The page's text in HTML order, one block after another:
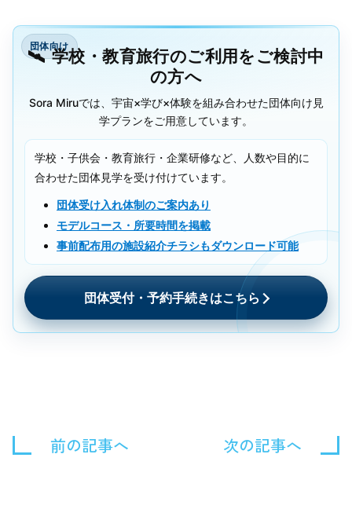
団体向け
学校・教育旅行のご利用をご検討中
の方へ
Sora Miruでは、宇宙×学び×体験を組み合わせた団体向け見
学プランをご用意しています。
学校・子供会・教育旅行・企業研修など、人数や目的に
合わせた団体見学を受け付けています。
団体受け入れ体制のご案内あり
モデルコース・所要時間を掲載
事前配布用の施設紹介チラシもダウンロード可能
団体受付・予約手続きはこちら
前の記事へ 次の記事へ